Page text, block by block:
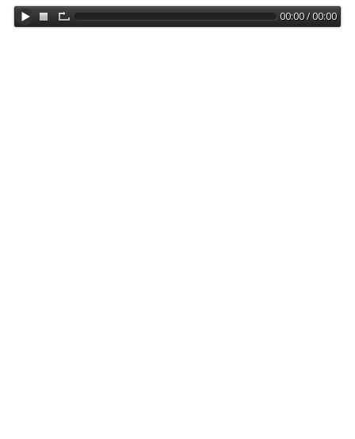
00:00 / 00:00